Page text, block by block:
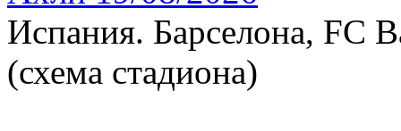
Испания. Барселона, FC
(схема стадиона)